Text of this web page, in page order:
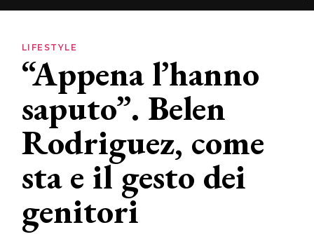
Lifestyle
News
News
aziende
LIFESTYLE
“Appena l’hanno
saputo”. Belen
Rodriguez, come
sta e il gesto dei
genitori